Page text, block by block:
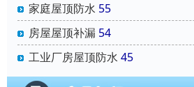
家庭屋顶防水 55
房屋屋顶补漏 54
工业厂房屋顶防水 45